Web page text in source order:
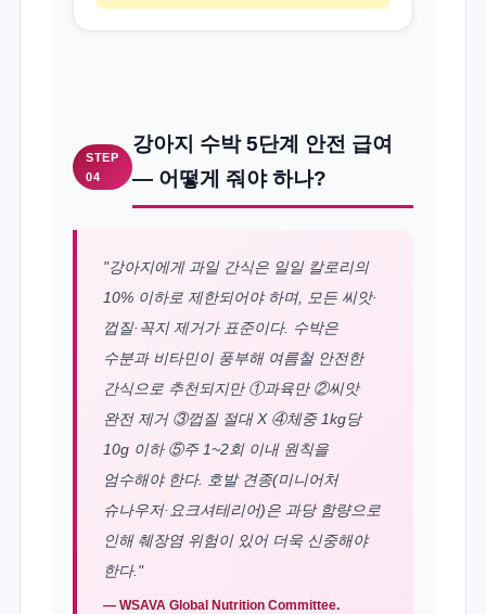
STEP
04
강아지 수박 5단계 안전 급여
— 어떻게 줘야 하나?
"강아지에게 과일 간식은 일일 칼로리의
10% 이하로 제한되어야 하며, 모든 씨앗·
껍질·꼭지 제거가 표준이다. 수박은
수분과 비타민이 풍부해 여름철 안전한
간식으로 추천되지만 ①과육만 ②씨앗
완전 제거 ③껍질 절대 X ④체중 1kg당
10g 이하 ⑤주 1~2회 이내 원칙을
엄수해야 한다. 호발 견종(미니어처
슈나우저·요크셔테리어)은 과당 함량으로
인해 췌장염 위험이 있어 더욱 신중해야
한다."
— WSAVA Global Nutrition Committee.